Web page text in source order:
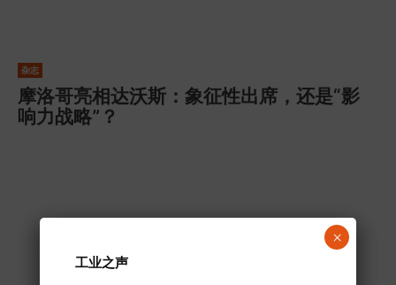
杂志
摩洛哥亮相达沃斯：象征性出席，还是“影
响力战略”？
工业之声
×